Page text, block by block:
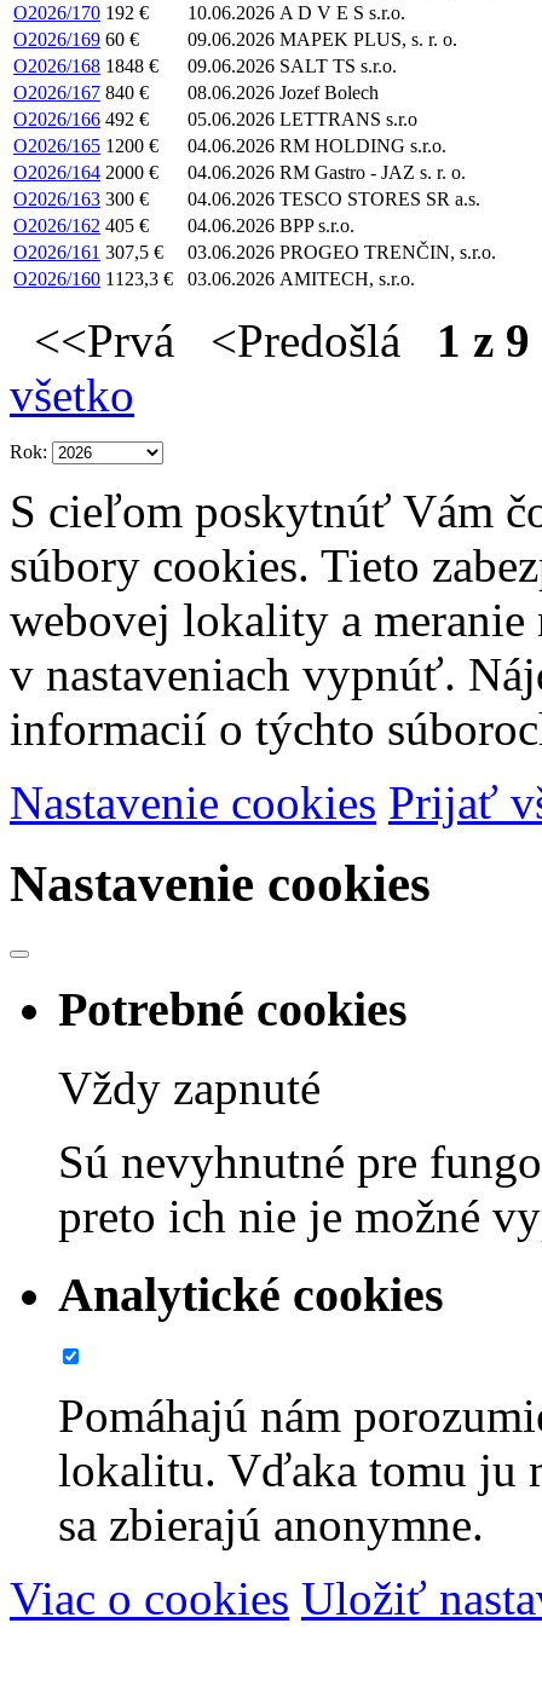
O2026/170 192 € 10.06.2026 A D V E S s.r.o.
O2026/169 60 € 09.06.2026 MAPEK PLUS, s. r. o.
O2026/168 1848 € 09.06.2026 SALT TS s.r.o.
O2026/167 840 € 08.06.2026 Jozef Bolech
O2026/166 492 € 05.06.2026 LETTRANS s.r.o
O2026/165 1200 € 04.06.2026 RM HOLDING s.r.o.
O2026/164 2000 € 04.06.2026 RM Gastro - JAZ s. r. o.
O2026/163 300 € 04.06.2026 TESCO STORES SR a.s.
O2026/162 405 € 04.06.2026 BPP s.r.o.
O2026/161 307,5 € 03.06.2026 PROGEO TRENČIN, s.r.o.
O2026/160 1123,3 € 03.06.2026 AMITECH, s.r.o.
<<Prvá <Predošlá 1 z 9
všetko
Rok:
S cieľom poskytnúť Vám
súbory cookies. Tieto
webovej lokality a
v nastaveniach vypnúť.
informacií o týchto
Nastavenie cookies Prijať
Nastavenie cookies
Potrebné cookies
Vždy zapnuté
Sú nevyhnutné pre
preto ich nie je možné
Analytické cookies
Pomáhajú nám
lokalitu. Vďaka tomu ju
sa zbierajú anonymne.
Viac o cookies Uložiť